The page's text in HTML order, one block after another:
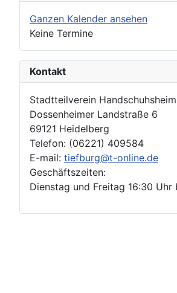
Ganzen Kalender ansehen
Keine Termine
Kontakt
Stadtteilverein Handschuhsheim
Dossenheimer Landstraße 6
69121 Heidelberg
Telefon: (06221) 409584
E-mail: tiefburg@t-online.de
Geschäftszeiten:
Dienstag und Freitag 16:30 Uhr